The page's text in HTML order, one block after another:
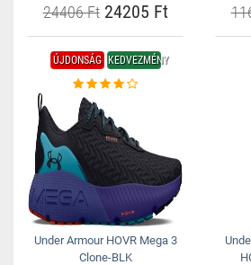
24406 Ft24205 Ft
ÚJDONSÁG KEDVEZMÉNY
Under Armour HOVR Mega 3
Clone-BLK